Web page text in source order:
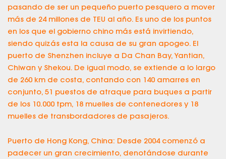
pasando de ser un pequeño puerto pesquero a mover
más de 24 millones de TEU al año. Es uno de los puntos
en los que el gobierno chino más está invirtiendo,
siendo quizás esta la causa de su gran apogeo. El
puerto de Shenzhen incluye a Da Chan Bay, Yantian,
Chiwan y Shekou. De igual modo, se extiende a lo largo
de 260 km de costa, contando con 140 amarres en
conjunto, 51 puestos de atraque para buques a partir
de los 10.000 tpm, 18 muelles de contenedores y 18
muelles de transbordadores de pasajeros.
Puerto de Hong Kong, China: Desde 2004 comenzó a
padecer un gran crecimiento, denotándose durante